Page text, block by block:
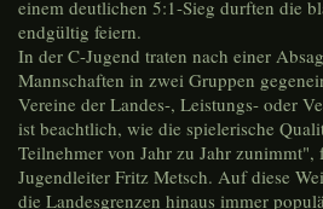
einem deutlichen 5:1-Sieg durften die
endgültig feiern.
In der C-Jugend traten nach einer
Mannschaften in zwei Gruppen
Vereine der Landes-, Leistungs- oder
ist beachtlich, wie die spielerische
Teilnehmer von Jahr zu Jahr zunimmt",
Jugendleiter Fritz Metsch. Auf diese
die Landesgrenzen hinaus immer